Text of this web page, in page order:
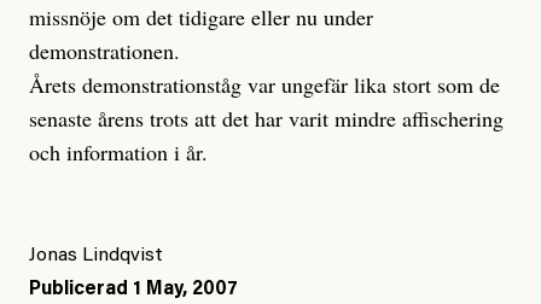
missnöje om det tidigare eller nu under
demonstrationen.
Årets demonstrationståg var ungefär lika stort som de
senaste årens trots att det har varit mindre affischering
och information i år.
Jonas Lindqvist
Publicerad 1 May, 2007